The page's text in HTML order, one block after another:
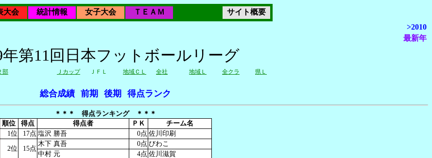
大会 統計情報 女子大会 ＴＥＡＭ
サイト概要
>2010
最新年
年第11回日本フットボールリーグ
部 Ｊカップ ＪＦＬ 地域ＣＬ 全社 地域Ｌ 全クラ 県Ｌ
総合成績 前期 後期 得点ランク
＊＊＊ 得点ランキング ＊＊＊
順位
得点 得点者 ＰＫ
チーム名
1位
17点 塩沢 勝吾 0点 佐川印刷
2位 15点
木下 真吾 0点 びわこ
中村 元
4点 佐川滋賀